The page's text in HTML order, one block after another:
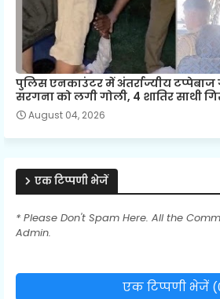
पुलिस एनकाउंटर में अंतर्राज्यीय टप्पेबाज
सरगना को लगी गोली, 4 शातिर साथी
August 04, 2026
एक टिप्पणी भेजें
* Please Don't Spam Here. All the
Admin.
एक टिप्पणी भेजें